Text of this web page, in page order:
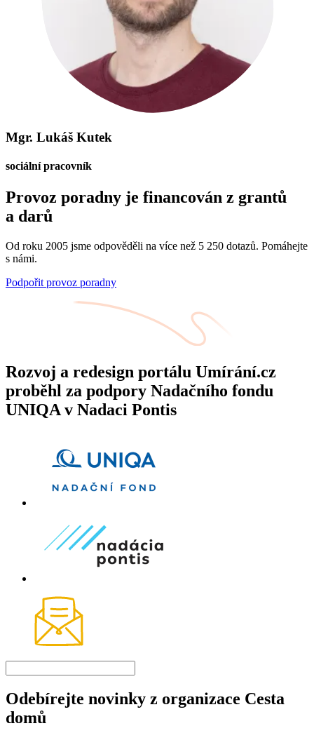
Mgr. Lukáš Kutek
sociální pracovník
Provoz poradny je financován z grantů
a darů
Od roku 2005 jsme odpověděli na více než 5 250 dotazů. Pomáhejte
s námi.
Podpořit provoz poradny
Rozvoj a redesign portálu Umírání.cz
proběhl za podpory Nadačního fondu
UNIQA v Nadaci Pontis
Odebírejte novinky z organizace Cesta
domů